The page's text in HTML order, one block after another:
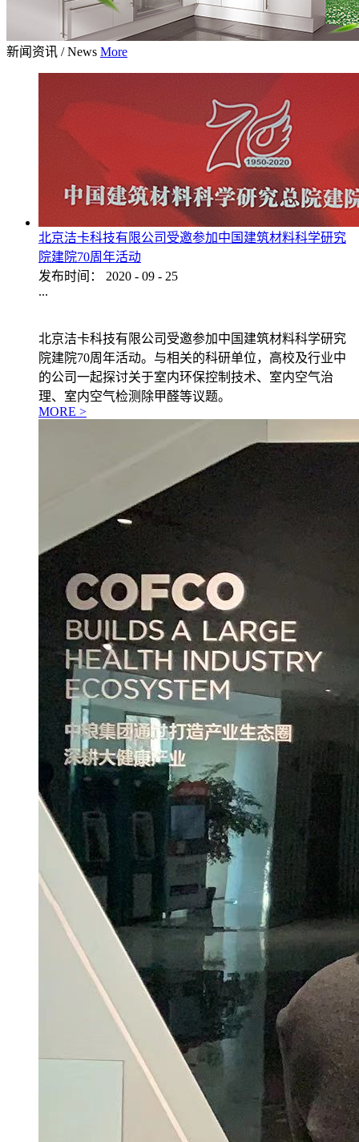
新闻资讯 / News More
北京洁卡科技有限公司受邀参加中国建筑材料科学研究
院建院70周年活动
发布时间：
2020 - 09 - 25
...
北京洁卡科技有限公司受邀参加中国建筑材料科学研究
院建院70周年活动。与相关的科研单位，高校及行业中
的公司一起探讨关于室内环保控制技术、室内空气治
理、室内空气检测除甲醛等议题。
MORE >